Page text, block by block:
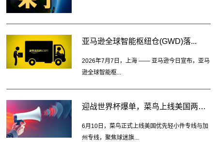
亚马逊全球智能枢纽仓(GWD)落...
2026年7月7日，上海 —— 亚马逊今日宣布，亚马
逊全球智能枢...
迎战世界杯爆单，菜鸟上线美国两大...
6月10日，菜鸟正式上线美国优先轻小件专线与加
州专线，聚焦球迷旗...